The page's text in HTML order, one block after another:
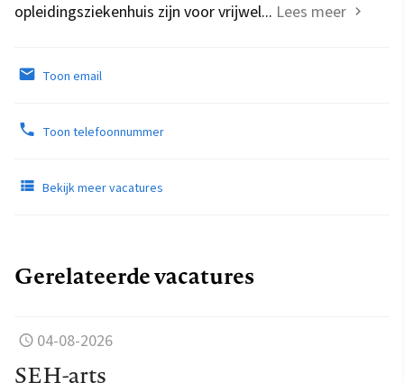
opleidingsziekenhuis zijn voor vrijwel... Lees meer
Toon email
Toon telefoonnummer
Bekijk meer vacatures
Gerelateerde vacatures
04-08-2026
SEH-arts